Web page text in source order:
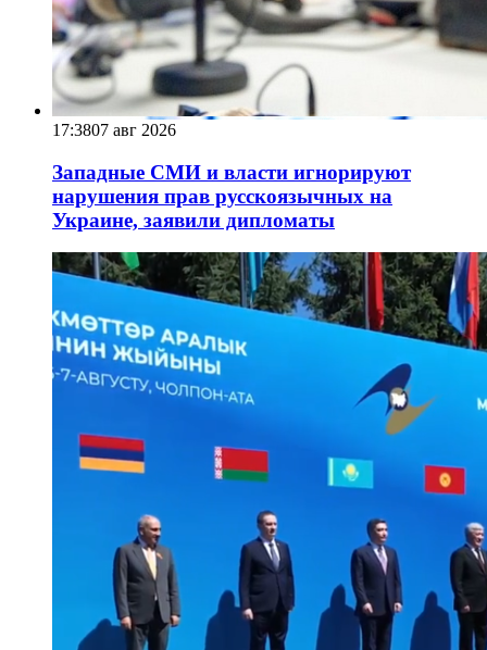
17:3807 авг 2026
Западные СМИ и власти игнорируют
нарушения прав русскоязычных на
Украине, заявили дипломаты